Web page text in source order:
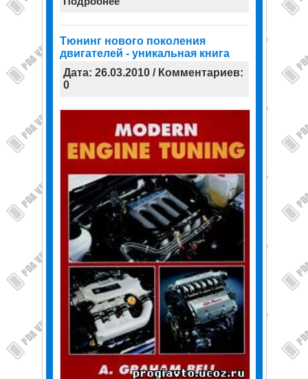
Тюнинг нового поколения
двигателей - уникальная книга
Дата: 26.03.2010 / Комментариев:
0